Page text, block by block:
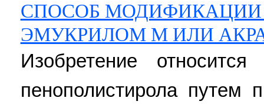
СПОСОБ
ЭМУКРИЛОМ M ИЛИ
Изобретение
пенополистирола путем